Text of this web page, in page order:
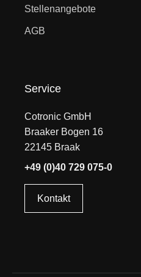
Stellenangebote
AGB
Service
Cotronic GmbH
Braaker Bogen 16
22145 Braak
+49 (0)40 729 075-0
Kontakt